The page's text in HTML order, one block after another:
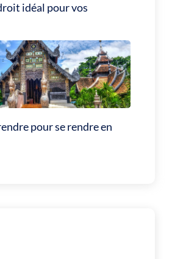
idéal pour vos
pour se rendre en